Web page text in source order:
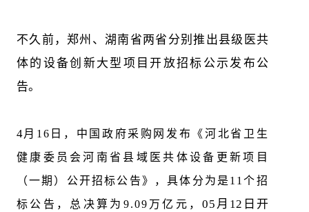
不久前，郑州、湖南省两省分别推出县级医共
体的设备创新大型项目开放招标公示发布公
告。
4月16日，中国政府采购网发布《河北省卫生
健康委员会河南省县域医共体设备更新项目
（一期）公开招标公告》，具体分为是11个招
标公告，总决算为9.09万亿元，05月12日开